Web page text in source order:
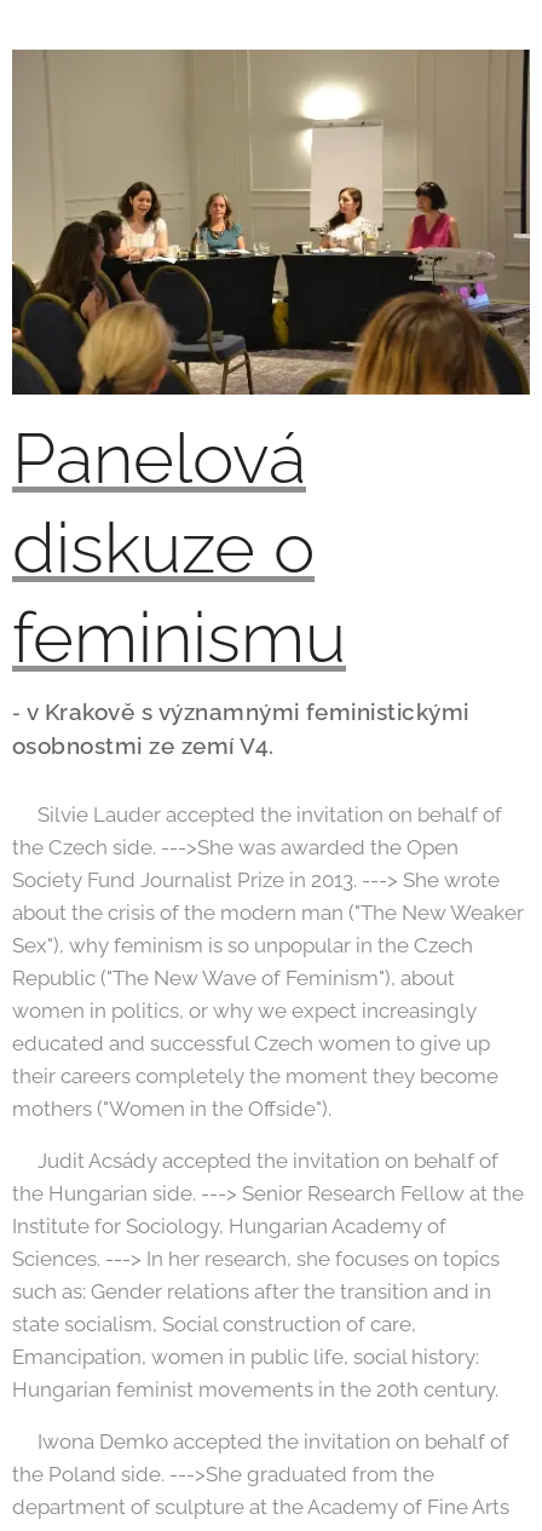
Panelová
diskuze o
feminismu
- v Krakově s významnými feministickými
osobnostmi ze zemí V4.
🟡Silvie Lauder accepted the invitation on behalf of
the Czech side. --->She was awarded the Open
Society Fund Journalist Prize in 2013. ---> She wrote
about the crisis of the modern man ("The New Weaker
Sex"), why feminism is so unpopular in the Czech
Republic ("The New Wave of Feminism"), about
women in politics, or why we expect increasingly
educated and successful Czech women to give up
their careers completely the moment they become
mothers ("Women in the Offside").
🟡Judit Acsády accepted the invitation on behalf of
the Hungarian side. ---> Senior Research Fellow at the
Institute for Sociology, Hungarian Academy of
Sciences. ---> In her research, she focuses on topics
such as: Gender relations after the transition and in
state socialism, Social construction of care,
Emancipation, women in public life, social history:
Hungarian feminist movements in the 20th century.
🟡Iwona Demko accepted the invitation on behalf of
the Poland side. --->She graduated from the
department of sculpture at the Academy of Fine Arts